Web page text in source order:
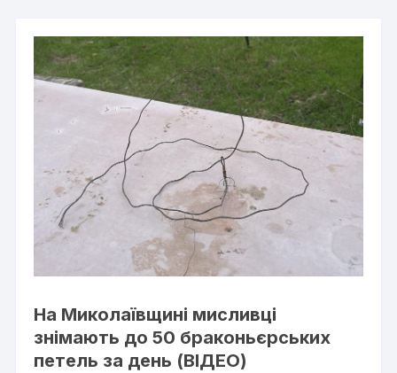
На Миколаївщині мисливці
знімають до 50 браконьєрських
петель за день (ВІДЕО)